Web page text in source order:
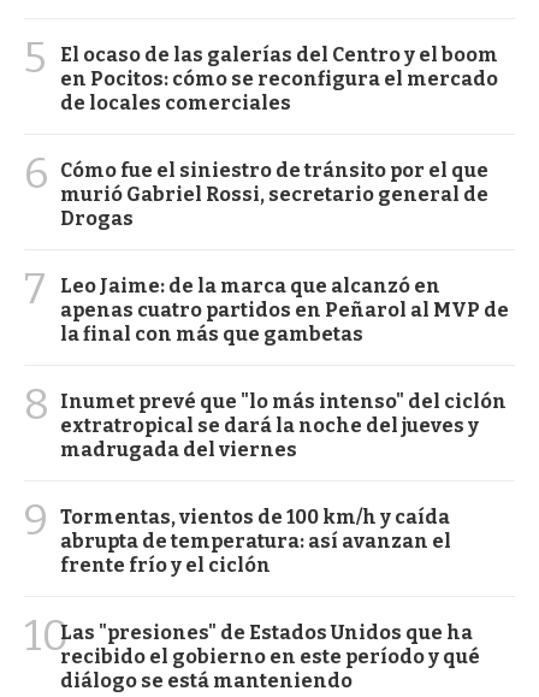
5
El ocaso de las galerías del Centro y el boom
en Pocitos: cómo se reconfigura el mercado
de locales comerciales
6
Cómo fue el siniestro de tránsito por el que
murió Gabriel Rossi, secretario general de
Drogas
7
Leo Jaime: de la marca que alcanzó en
apenas cuatro partidos en Peñarol al MVP de
la final con más que gambetas
8
Inumet prevé que "lo más intenso" del ciclón
extratropical se dará la noche del jueves y
madrugada del viernes
9
Tormentas, vientos de 100 km/h y caída
abrupta de temperatura: así avanzan el
frente frío y el ciclón
10Las "presiones" de Estados Unidos que ha
recibido el gobierno en este período y qué
diálogo se está manteniendo